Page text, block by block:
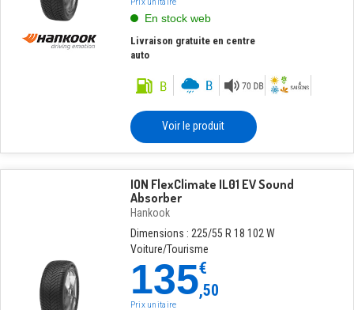
Prix unitaire
En stock web
Livraison gratuite en centre
auto
Voir le produit
ION FlexClimate IL01 EV Sound
Absorber
Hankook
Dimensions : 225/55 R 18 102 W
Voiture/Tourisme
135€
,50
Prix unitaire